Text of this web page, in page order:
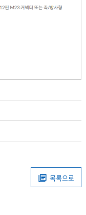
목록으로